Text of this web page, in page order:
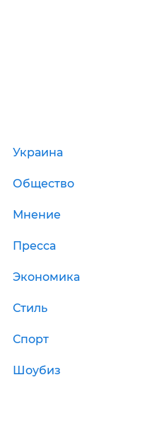
Украина
Общество
Мнение
Пресса
Экономика
Стиль
Спорт
Шоубиз